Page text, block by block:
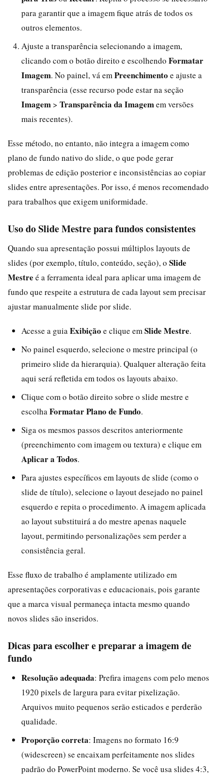
para garantir que a imagem fique atrás de todos os
outros elementos.
Ajuste a transparência selecionando a imagem,
clicando com o botão direito e escolhendo Formatar
Imagem. No painel, vá em Preenchimento e ajuste a
transparência (esse recurso pode estar na seção
Imagem > Transparência da Imagemem versões
mais recentes).
Esse método, no entanto, não integra a imagem como
plano de fundo nativo do slide, o que pode gerar
problemas de edição posterior e inconsistências ao copiar
slides entre apresentações. Por isso, é menos recomendado
para trabalhos que exigem uniformidade.
Uso do Slide Mestre para fundos consistentes
Quando sua apresentação possui múltiplos layouts de
slides (por exemplo, título, conteúdo, seção), o Slide
Mestre é a ferramenta ideal para aplicar uma imagem de
fundo que respeite a estrutura de cada layout sem precisar
ajustar manualmente slide por slide.
Acesse a guia Exibição e clique em Slide Mestre.
No painel esquerdo, selecione o mestre principal (o
primeiro slide da hierarquia). Qualquer alteração feita
aqui será refletida em todos os layouts abaixo.
Clique com o botão direito sobre o slide mestre e
escolha Formatar Plano de Fundo.
Siga os mesmos passos descritos anteriormente
(preenchimento com imagem ou textura) e clique em
Aplicar a Todos.
Para ajustes específicos em layouts de slide (como o
slide de título), selecione o layout desejado no painel
esquerdo e repita o procedimento. A imagem aplicada
ao layout substituirá a do mestre apenas naquele
layout, permitindo personalizações sem perder a
consistência geral.
Esse fluxo de trabalho é amplamente utilizado em
apresentações corporativas e educacionais, pois garante
que a marca visual permaneça intacta mesmo quando
novos slides são inseridos.
Dicas para escolher e preparar a imagem de
fundo
Resolução adequada: Prefira imagens com pelo menos
1920 pixels de largura para evitar pixelização.
Arquivos muito pequenos serão esticados e perderão
qualidade.
Proporção correta: Imagens no formato 16:9
(widescreen) se encaixam perfeitamente nos slides
padrão do PowerPoint moderno. Se você usa slides 4:3,